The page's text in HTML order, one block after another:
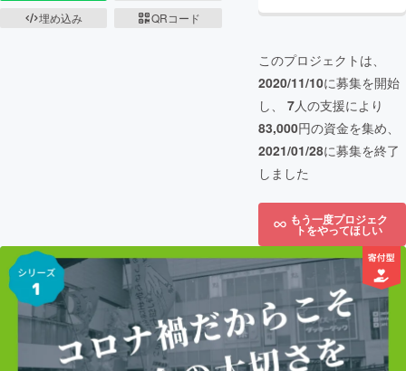
埋め込み
QRコード
このプロジェクトは、
2020/11/10に募集を開始
し、 7人の支援により
83,000円の資金を集め、
2021/01/28に募集を終了
しました
もう一度プロジェク
トをやってほしい